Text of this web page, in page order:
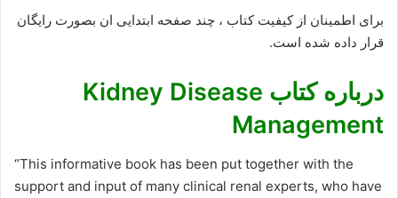
برای اطمینان از کیفیت کتاب ، چند صفحه ابتدایی ان بصورت رایگان
قرار داده شده است.
درباره کتاب Kidney Disease
Management
“This informative book has been put together with the
support and input of many clinical renal experts, who have